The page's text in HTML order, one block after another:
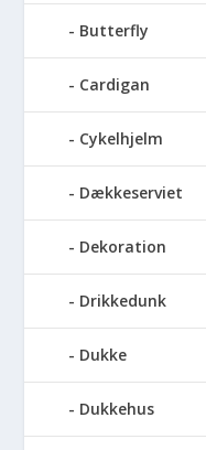
Butterfly
Cardigan
Cykelhjelm
Dækkeserviet
Dekoration
Drikkedunk
Dukke
Dukkehus